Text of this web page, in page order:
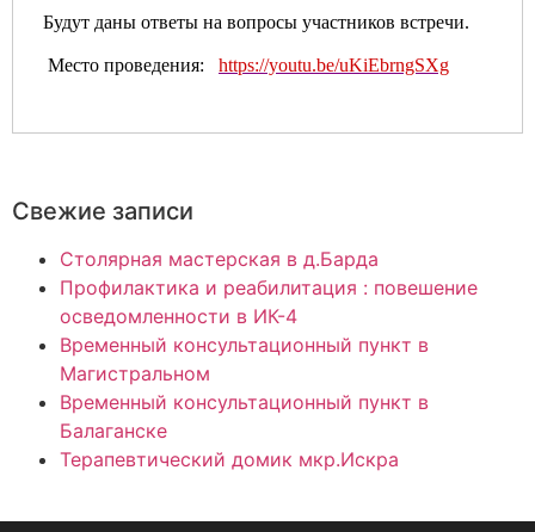
Будут даны ответы на вопросы участников встречи.
Место проведения: https://youtu.be/uKiEbrngSXg
Свежие записи
Столярная мастерская в д.Барда
Профилактика и реабилитация : повешение
осведомленности в ИК-4
Временный консультационный пункт в
Магистральном
Временный консультационный пункт в
Балаганске
Терапевтический домик мкр.Искра